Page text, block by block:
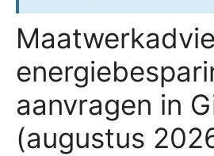
aanvragen in
(augustus